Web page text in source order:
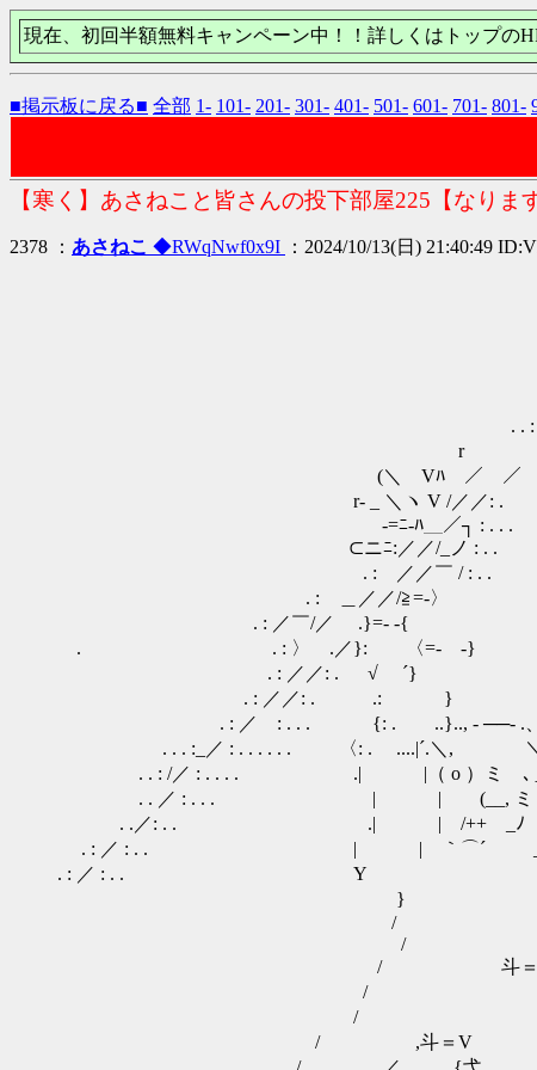
現在、初回半額無料キャンペーン中！！詳しくはトップの
■掲示板に戻る■ 全部 1- 101- 201- 301- 401- 501- 601- 701- 801-
【寒く】あさねこと皆さんの投下部屋225【なりま
2378 ： あさねこ ◆RWqNwf0x9I ：2024/10/13(日) 21:40:49
. . :／
. . : : ／ : . .
r . :／/＿／ :
(＼ Vﾊ ／￣／￣＼:
r‐ _ ＼ヽ V /／／: . . : 〉
-=ﾆ-ﾊ＿／┐ : . . .
⊂ニﾆ:／／/_ノ : . .
. : ／／￣ / : . .
. : ＿／／/≧=-〉
. : ／￣/／ .}=- -{
. . : 〉 .／}: 〈=- -}
. : ／／: . √ ´}
. : ／／: . .: }
. : ／ : . . . {: . ..}.., - ──- .、
. . . :_／ : . . . . . . 〈: . ....|´.＼,
. . : /／ : . . . . .| |（ o ）ミ ､
. . ／ : . . . | | (__, ミ（
. .／: . . .| | /++ゝ_ﾉ
. : ／ : . . | | ｀⌒´ _
. : ／ : . . Y _ -‐ ¨
} / ヽ
/ / (_
/ /
/ 斗＝＝
/
/ } ―隠蔽
/ ,斗＝V